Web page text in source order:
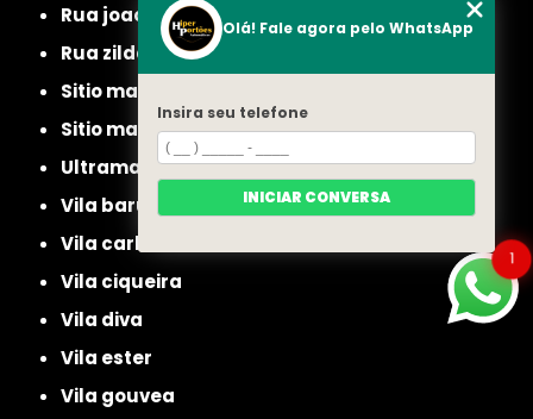
rua joao ruthe
rua zilda
sitio manda aqui
sitio mandaqui
ultramarino
vila baruel
vila carbone
vila ciqueira
vila diva
vila ester
vila gouvea
1
Olá! Fale agora pelo WhatsApp
Insira seu telefone
INICIAR CONVERSA